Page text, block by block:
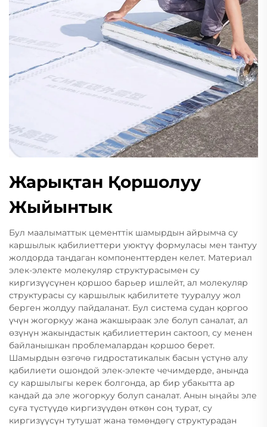
Жарықтан Қоршолуу
Жыйынтык
Бул маалыматтык цементтік шамырдын айрымча су
каршылык қабилиеттери уюктүү формуласы мен тантуу
жолдорда таңдаган компоненттерден келет. Материал
элек-электе молекуляр структурасымен су
киргизүүсүнен қоршоо барьер ишлейт, ал молекуляр
структурасы су каршылык қабилитете тууралуу жол
берген жолдуу пайдаланат. Бул система судан қоргоо
үчүн жогоркуу жана жакшыраак эле болуп саналат, ал
өзүнүн жакындастык қабилиеттерин сактооп, су менен
байланышкан проблемалардан қоршоо берет.
Шамырдын өзгөчө гидростатикалык басын үстүнө алу
қабилиети ошондой элек-электе чечимдерде, анында
су каршылыгы керек болгонда, ар бир убакытта ар
кандай да эле жогоркуу болуп саналат. Анын ыңайы эле
суға түстүүдө киргизүүдөн өткөн соң турат, су
киргизүүсүн тутушат жана төмөндөгү структурадан